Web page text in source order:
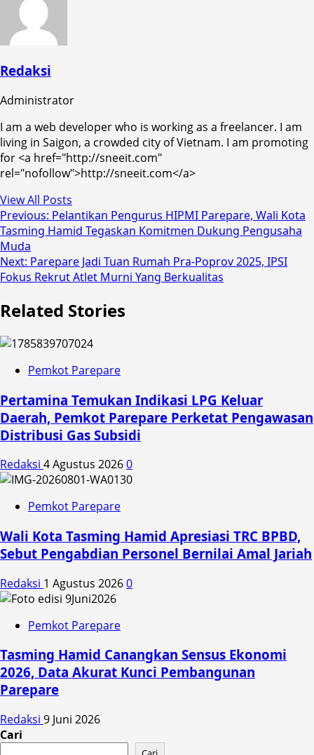
Redaksi
Administrator
I am a web developer who is working as a freelancer. I am
living in Saigon, a crowded city of Vietnam. I am promoting
for <a href="http://sneeit.com"
rel="nofollow">http://sneeit.com</a>
View All Posts
Post
navigation
Previous: Pelantikan Pengurus HIPMI Parepare, Wali Kota
Tasming Hamid Tegaskan Komitmen Dukung Pengusaha
Muda
Next: Parepare Jadi Tuan Rumah Pra-Poprov 2025, IPSI
Fokus Rekrut Atlet Murni Yang Berkualitas
Related Stories
Pemkot Parepare
Pertamina Temukan Indikasi LPG Keluar
Daerah, Pemkot Parepare Perketat Pengawasan
Distribusi Gas Subsidi
Redaksi 4 Agustus 20260
Pemkot Parepare
Wali Kota Tasming Hamid Apresiasi TRC BPBD,
Sebut Pengabdian Personel Bernilai Amal Jariah
Redaksi 1 Agustus 20260
Pemkot Parepare
Tasming Hamid Canangkan Sensus Ekonomi
2026, Data Akurat Kunci Pembangunan
Parepare
Redaksi 9 Juni 2026
Cari